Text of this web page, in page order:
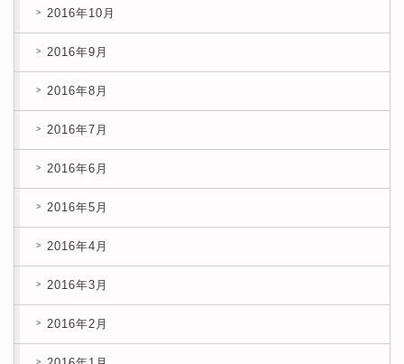
2016年10月
2016年9月
2016年8月
2016年7月
2016年6月
2016年5月
2016年4月
2016年3月
2016年2月